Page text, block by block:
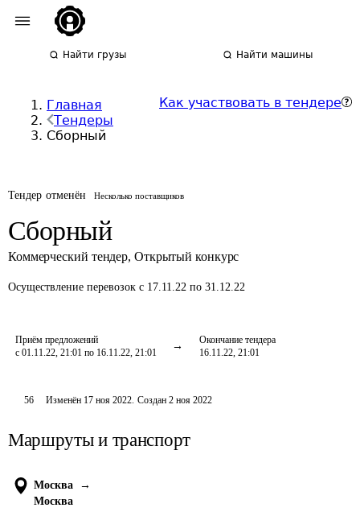
Найти грузы Найти машины
Главная
Тендеры
Сборный
Как участвовать в тендере
Тендер отменён Несколько поставщиков
Сборный
Коммерческий тендер, Открытый конкурс
Осуществление перевозок с 17.11.22 по 31.12.22
Приём предложений
с 01.11.22, 21:01 по 16.11.22, 21:01
Окончание тендера
16.11.22, 21:01
56 Изменён 17 ноя 2022. Создан 2 ноя 2022
Маршруты и транспорт
Москва
→
Москва